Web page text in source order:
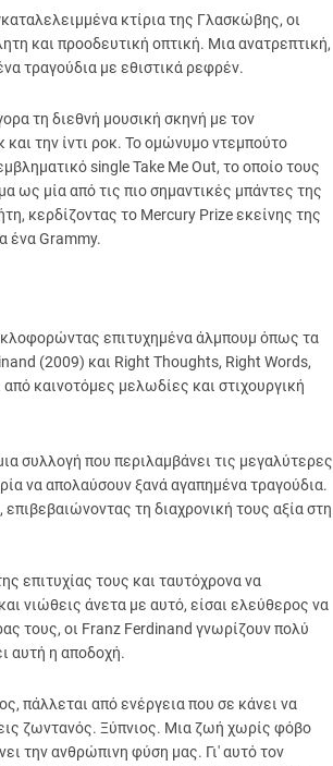
κτίρια της Γλασκώβης, οι
και προοδευτική οπτική. Μια ανατρεπτική,
τραγούδια με εθιστικά ρεφρέν.
τη διεθνή μουσική σκηνή με τον
την ίντι ροκ. Το ομώνυμο ντεμπούτο
single Take Me Out, το οποίο τους
ως μία από τις πιο σημαντικές μπάντες της
κερδίζοντας το Mercury Prize εκείνης της
ένα Grammy.
επιτυχημένα άλμπουμ όπως τα
(2009) και Right Thoughts, Right Words,
καινοτόμες μελωδίες και στιχουργική
συλλογή που περιλαμβάνει τις μεγαλύτερες
να απολαύσουν ξανά αγαπημένα τραγούδια.
τη διαχρονική τους αξία στη
επιτυχίας τους και ταυτόχρονα να
νιώθεις άνετα με αυτό, είσαι ελεύθερος να
τους, οι Franz Ferdinand γνωρίζουν πολύ
αυτή η αποδοχή.
πάλλεται από ενέργεια που σε κάνει να
ζωντανός. Ξύπνιος. Μια ζωή χωρίς φόβο
την ανθρώπινη φύση μας. Γι' αυτό τον